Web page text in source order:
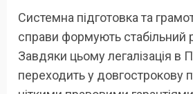
Системна підготовка та
справи формують стабільний
Завдяки цьому легалізація в
переходить у довгострокову